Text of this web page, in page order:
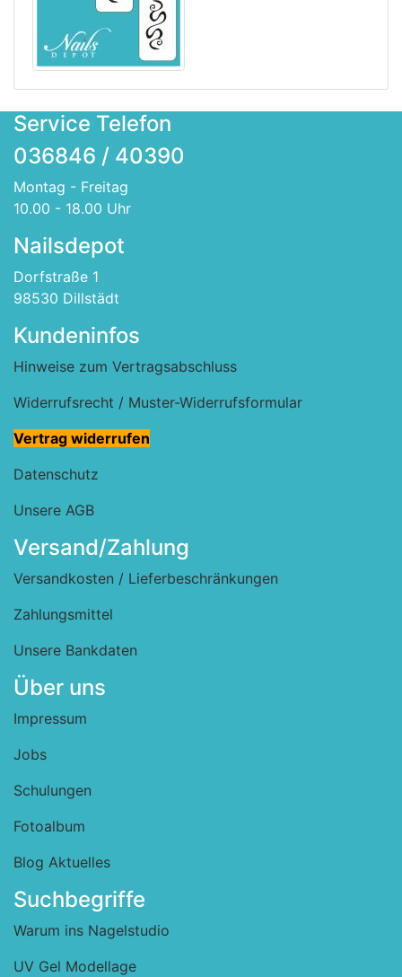
Service Telefon
036846 / 40390
Montag - Freitag
10.00 - 18.00 Uhr
Nailsdepot
Dorfstraße 1
98530 Dillstädt
Kundeninfos
Hinweise zum Vertragsabschluss
Widerrufsrecht / Muster-Widerrufsformular
Vertrag widerrufen
Datenschutz
Unsere AGB
Versand/Zahlung
Versandkosten / Lieferbeschränkungen
Zahlungsmittel
Unsere Bankdaten
Über uns
Impressum
Jobs
Schulungen
Fotoalbum
Blog Aktuelles
Suchbegriffe
Warum ins Nagelstudio
UV Gel Modellage